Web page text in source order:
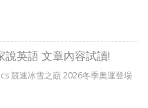
說英語 文章內容試讀!
競速冰雪之巔 2026冬季奧運登場